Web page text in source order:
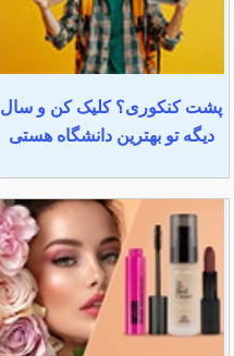
پشت کنکوری؟ کلیک کن و سال
دیگه تو بهترین دانشگاه هستی